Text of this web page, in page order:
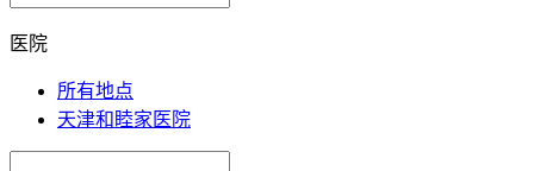
医院
所有地点
天津和睦家医院